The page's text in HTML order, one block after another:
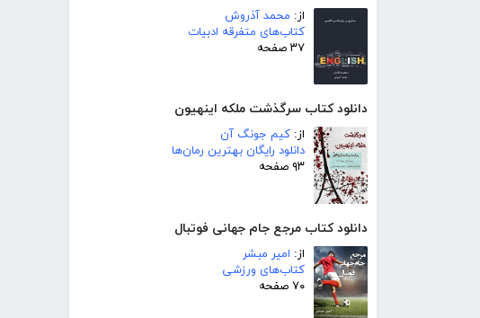
از: محمد آذروش
کتاب‌های متفرقه ادبیات
۳۷ صفحه
دانلود کتاب سرگذشت ملکه اینهیون
از: کیم جونگ آن
دانلود رایگان بهترین رمان‌ها
۹۳ صفحه
دانلود کتاب مرجع جام جهانی فوتبال
از: امیر مبشر
کتاب‌های ورزشی
۷۰ صفحه